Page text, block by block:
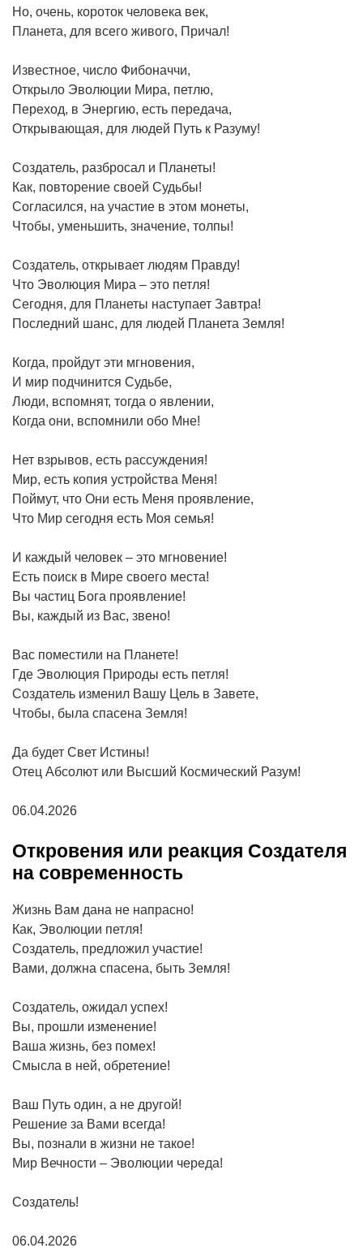
Но, очень, короток человека век,
Планета, для всего живого, Причал!
Известное, число Фибоначчи,
Открыло Эволюции Мира, петлю,
Переход, в Энергию, есть передача,
Открывающая, для людей Путь к Разуму!
Создатель, разбросал и Планеты!
Как, повторение своей Судьбы!
Согласился, на участие в этом монеты,
Чтобы, уменьшить, значение, толпы!
Создатель, открывает людям Правду!
Что Эволюция Мира – это петля!
Сегодня, для Планеты наступает Завтра!
Последний шанс, для людей Планета Земля!
Когда, пройдут эти мгновения,
И мир подчинится Судьбе,
Люди, вспомнят, тогда о явлении,
Когда они, вспомнили обо Мне!
Нет взрывов, есть рассуждения!
Мир, есть копия устройства Меня!
Поймут, что Они есть Меня проявление,
Что Мир сегодня есть Моя семья!
И каждый человек – это мгновение!
Есть поиск в Мире своего места!
Вы частиц Бога проявление!
Вы, каждый из Вас, звено!
Вас поместили на Планете!
Где Эволюция Природы есть петля!
Создатель изменил Вашу Цель в Завете,
Чтобы, была спасена Земля!
Да будет Свет Истины!
Отец Абсолют или Высший Космический Разум!
06.04.2026
Откровения или реакция Создателя
на современность
Жизнь Вам дана не напрасно!
Как, Эволюции петля!
Создатель, предложил участие!
Вами, должна спасена, быть Земля!
Создатель, ожидал успех!
Вы, прошли изменение!
Ваша жизнь, без помех!
Смысла в ней, обретение!
Ваш Путь один, а не другой!
Решение за Вами всегда!
Вы, познали в жизни не такое!
Мир Вечности – Эволюции череда!
Создатель!
06.04.2026